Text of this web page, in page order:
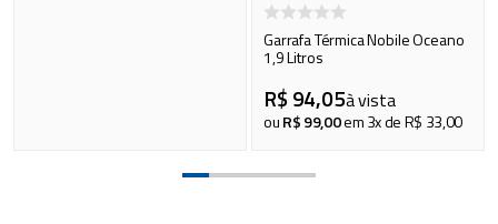
Garrafa Térmica Nobile Oceano
1,9 Litros
R$ 94,05à vista
ouR$99,00em3x deR$ 33,00